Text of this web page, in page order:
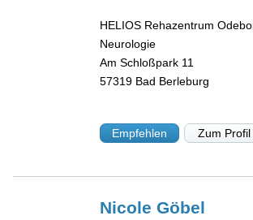
HELIOS Rehazentrum
Neurologie
Am Schloßpark 11
57319 Bad Berleburg
Empfehlen Zum Profil
NicoleGöbel